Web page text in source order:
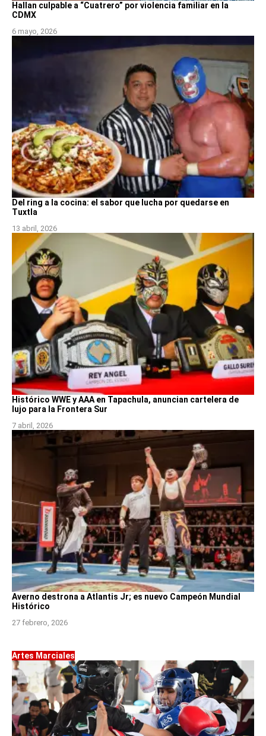
Hallan culpable a “Cuatrero” por violencia familiar en la
CDMX
6 mayo, 2026
Del ring a la cocina: el sabor que lucha por quedarse en
Tuxtla
13 abril, 2026
Histórico WWE y AAA en Tapachula, anuncian cartelera de
lujo para la Frontera Sur
7 abril, 2026
Averno destrona a Atlantis Jr; es nuevo Campeón Mundial
Histórico
27 febrero, 2026
Artes Marciales